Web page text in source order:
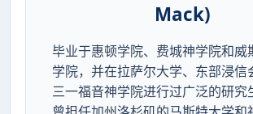
Mack)
毕业于惠顿学院、费城神学院和威
学院，并在拉萨尔大学、东部浸信
三一福音神学院进行过广泛的研究